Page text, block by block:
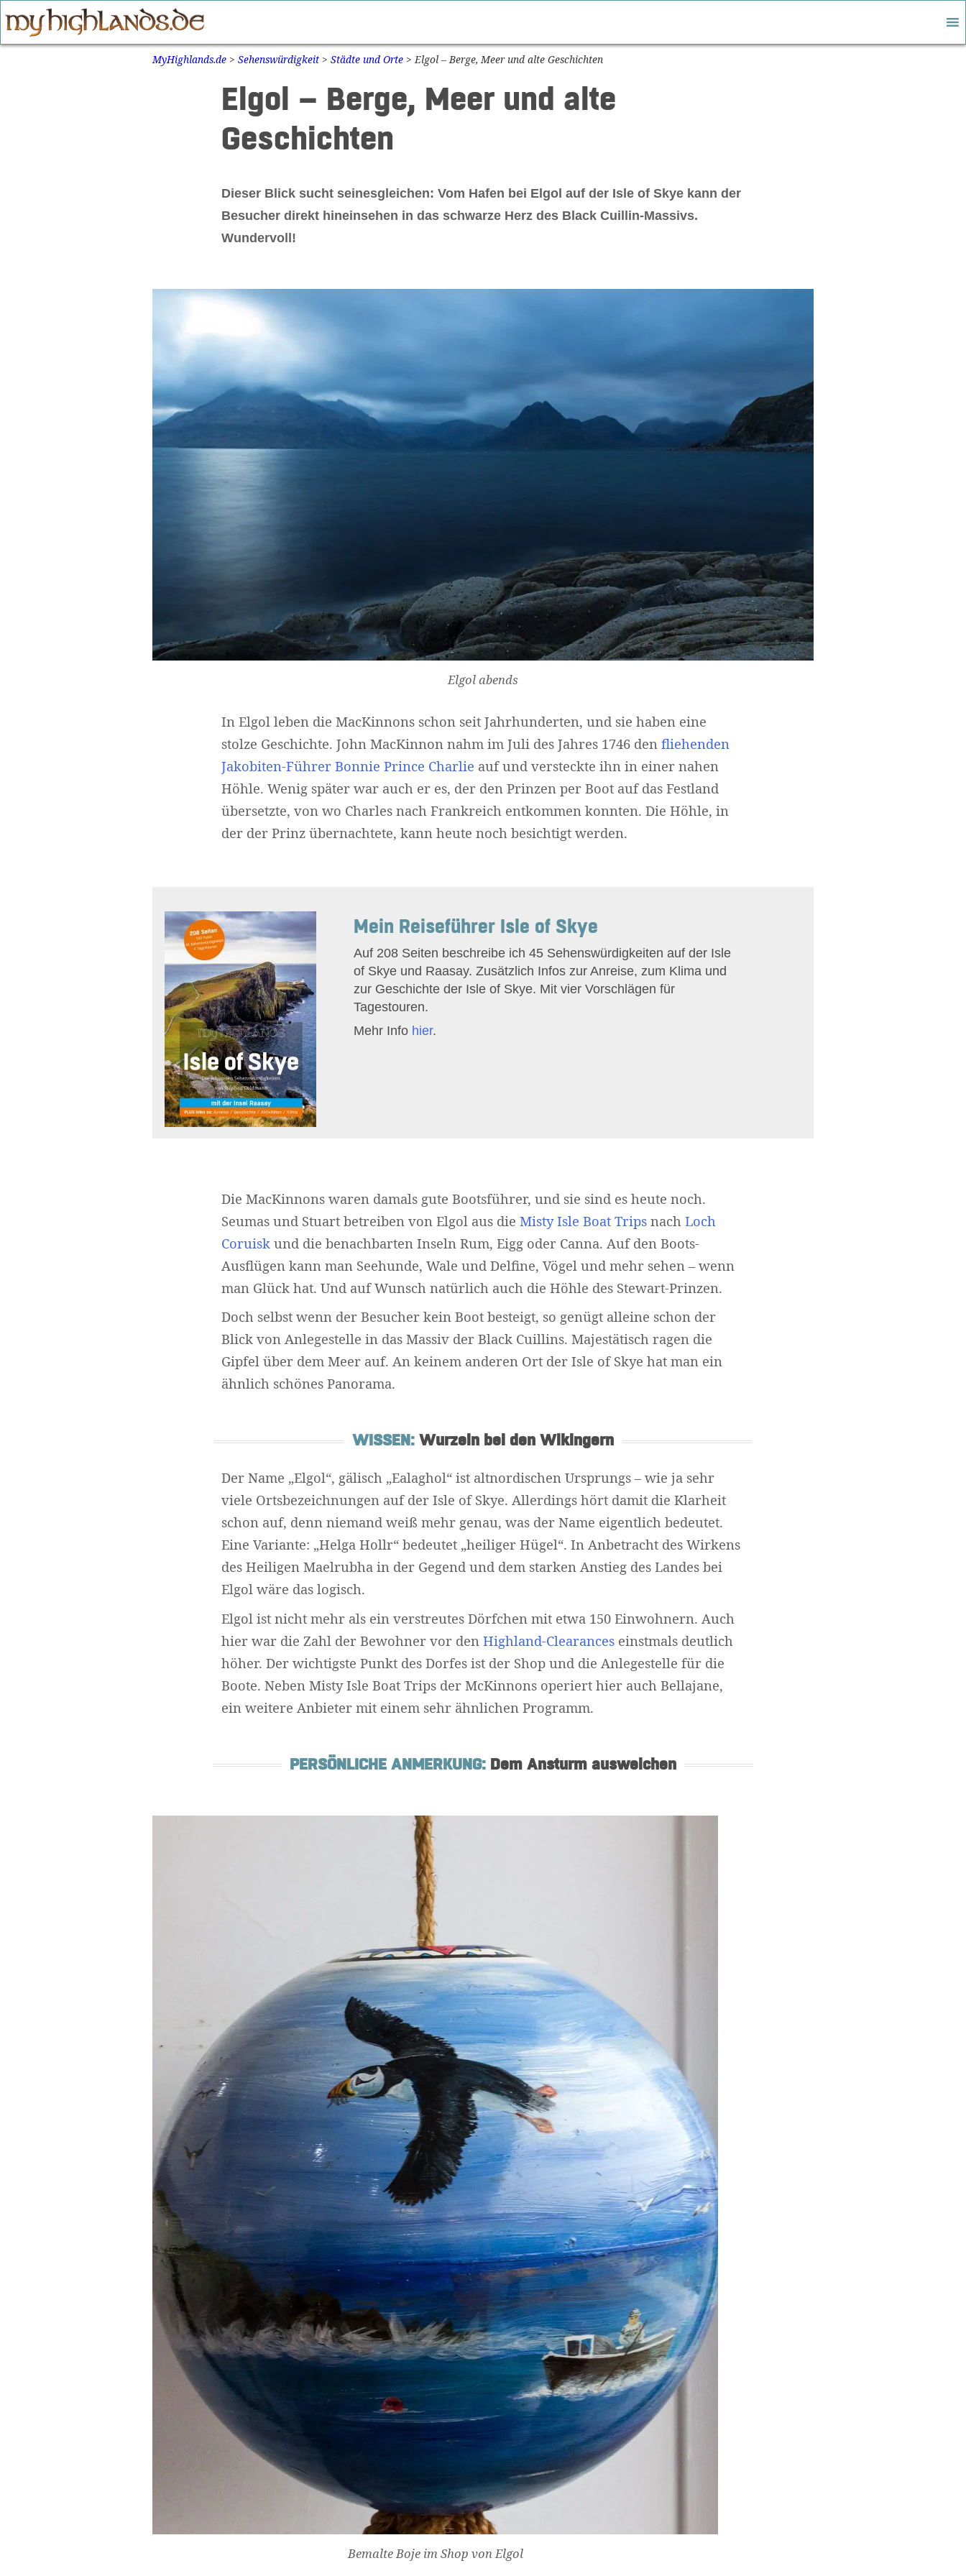
Zum
Inhalt
MyHighlands.de > Sehenswürdigkeit > Städte und Orte >Elgol – Berge, Meer und alte Geschichten
Elgol – Berge, Meer und alte
Geschichten
Dieser Blick sucht seinesgleichen: Vom Hafen bei Elgol auf der Isle of Skye kann der
Besucher direkt hineinsehen in das schwarze Herz des Black Cuillin-Massivs.
Wundervoll!
Elgol abends
In Elgol leben die MacKinnons schon seit Jahrhunderten, und sie haben eine
stolze Geschichte. John MacKinnon nahm im Juli des Jahres 1746 den fliehenden
Jakobiten-Führer Bonnie Prince Charlie auf und versteckte ihn in einer nahen
Höhle. Wenig später war auch er es, der den Prinzen per Boot auf das Festland
übersetzte, von wo Charles nach Frankreich entkommen konnten. Die Höhle, in
der der Prinz übernachtete, kann heute noch besichtigt werden.
Mein Reiseführer Isle of Skye
Auf 208 Seiten beschreibe ich 45 Sehenswürdigkeiten auf der Isle
of Skye und Raasay. Zusätzlich Infos zur Anreise, zum Klima und
zur Geschichte der Isle of Skye. Mit vier Vorschlägen für
Tagestouren.
Mehr Info hier.
Die MacKinnons waren damals gute Bootsführer, und sie sind es heute noch.
Seumas und Stuart betreiben von Elgol aus die Misty Isle Boat Trips nach Loch
Coruisk und die benachbarten Inseln Rum, Eigg oder Canna. Auf den Boots-
Ausflügen kann man Seehunde, Wale und Delfine, Vögel und mehr sehen – wenn
man Glück hat. Und auf Wunsch natürlich auch die Höhle des Stewart-Prinzen.
Doch selbst wenn der Besucher kein Boot besteigt, so genügt alleine schon der
Blick von Anlegestelle in das Massiv der Black Cuillins. Majestätisch ragen die
Gipfel über dem Meer auf. An keinem anderen Ort der Isle of Skye hat man ein
ähnlich schönes Panorama.
WISSEN: Wurzeln bei den Wikingern
Der Name „Elgol“, gälisch „Ealaghol“ ist altnordischen Ursprungs – wie ja sehr
viele Ortsbezeichnungen auf der Isle of Skye. Allerdings hört damit die Klarheit
schon auf, denn niemand weiß mehr genau, was der Name eigentlich bedeutet.
Eine Variante: „Helga Hollr“ bedeutet „heiliger Hügel“. In Anbetracht des Wirkens
des Heiligen Maelrubha in der Gegend und dem starken Anstieg des Landes bei
Elgol wäre das logisch.
Elgol ist nicht mehr als ein verstreutes Dörfchen mit etwa 150 Einwohnern. Auch
hier war die Zahl der Bewohner vor den Highland-Clearances einstmals deutlich
höher. Der wichtigste Punkt des Dorfes ist der Shop und die Anlegestelle für die
Boote. Neben Misty Isle Boat Trips der McKinnons operiert hier auch Bellajane,
ein weitere Anbieter mit einem sehr ähnlichen Programm.
PERSÖNLICHE ANMERKUNG: Dem Ansturm ausweichen
Bemalte Boje im Shop von Elgol
Widerrufsformular
Widerruf bestätigen